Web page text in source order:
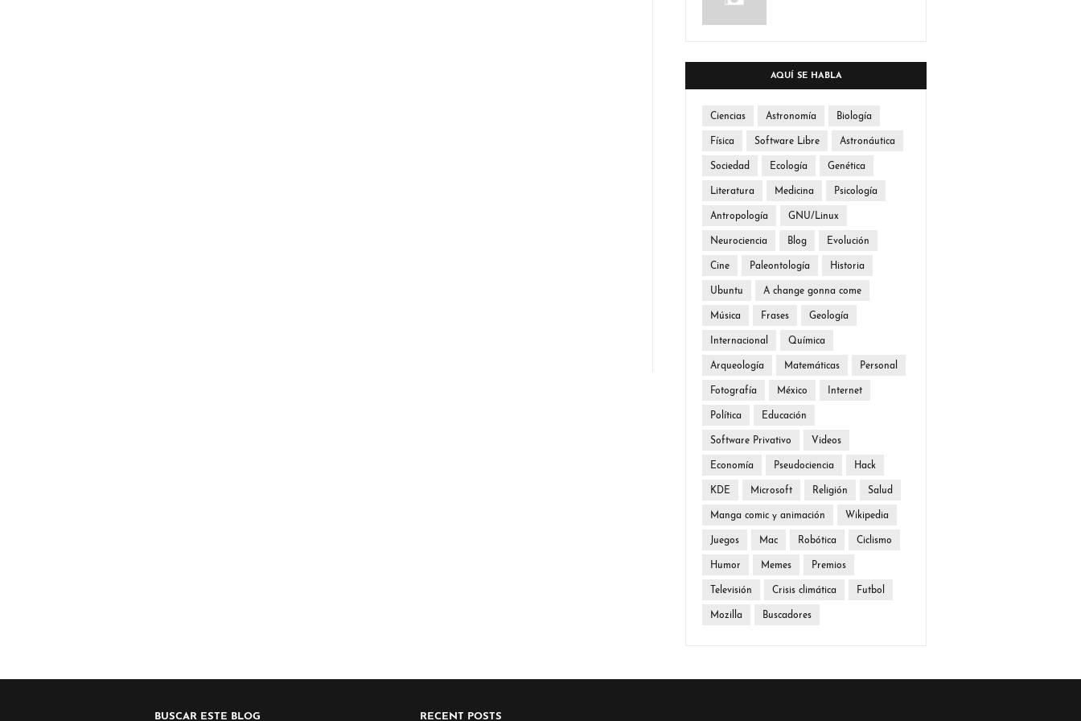
AQUÍ SE HABLA
Ciencias Astronomía Biología
Física Software Libre Astronáutica
Sociedad Ecología Genética
Literatura Medicina Psicología
Antropología GNU/Linux
Neurociencia Blog Evolución
Cine Paleontología Historia
Ubuntu A change gonna come
Música Frases Geología
Internacional Química
Arqueología Matemáticas Personal
Fotografía México Internet
Política Educación
Software Privativo Videos
Economía Pseudociencia Hack
KDE Microsoft Religión Salud
Manga comic y animación Wikipedia
Juegos Mac Robótica Ciclismo
Humor Memes Premios
Televisión Crisis climática Futbol
Mozilla Buscadores
BUSCAR ESTE BLOG RECENT POSTS